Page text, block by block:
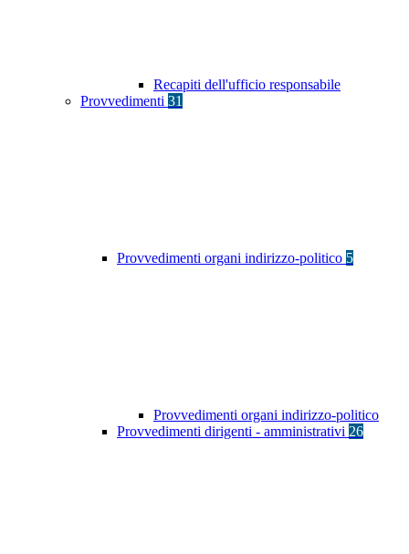
Recapiti dell'ufficio responsabile
Provvedimenti 31
Provvedimenti organi indirizzo-politico 5
Provvedimenti organi indirizzo-politico
Provvedimenti dirigenti - amministrativi 26